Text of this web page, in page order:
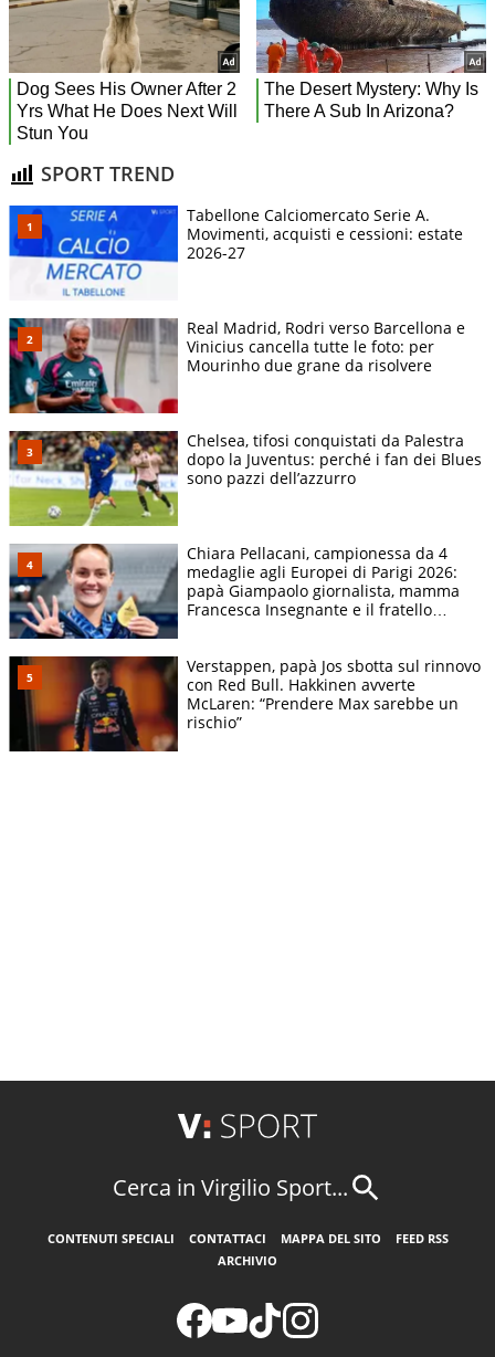
SPORT TREND
Tabellone Calciomercato Serie A.
Movimenti, acquisti e cessioni: estate
2026-27
Real Madrid, Rodri verso Barcellona e
Vinicius cancella tutte le foto: per
Mourinho due grane da risolvere
Chelsea, tifosi conquistati da Palestra
dopo la Juventus: perché i fan dei Blues
sono pazzi dell’azzurro
Chiara Pellacani, campionessa da 4
medaglie agli Europei di Parigi 2026:
papà Giampaolo giornalista, mamma
Francesca Insegnante e il fratello
Verstappen, papà Jos sbotta sul rinnovo
con Red Bull. Hakkinen avverte
McLaren: “Prendere Max sarebbe un
rischio”
Cerca in Virgilio Sport...
CONTENUTI SPECIALI CONTATTACI MAPPA DEL SITO
FEED RSS
ARCHIVIO